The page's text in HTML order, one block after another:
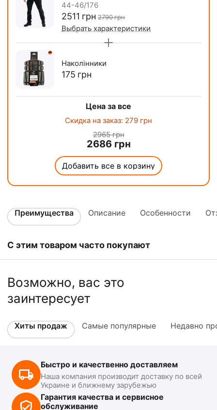
44-46/176
‍2511‍ грн ‍2790‍грн
Выбрать характеристики
Наколінники
‍175‍ грн
Цена за все
Скидка на заказ: 279 грн
2965грн
2686грн
Добавить все в корзину
Преимущества Описание Особенности
С этим товаром часто покупают
Возможно, вас это
заинтересует
Хиты продаж Самые популярные Недавно
Быстро и качественно доставляем
Наша компания производит доставку по всей
Украине и ближнему зарубежью
Гарантия качества и сервисное
обслуживание